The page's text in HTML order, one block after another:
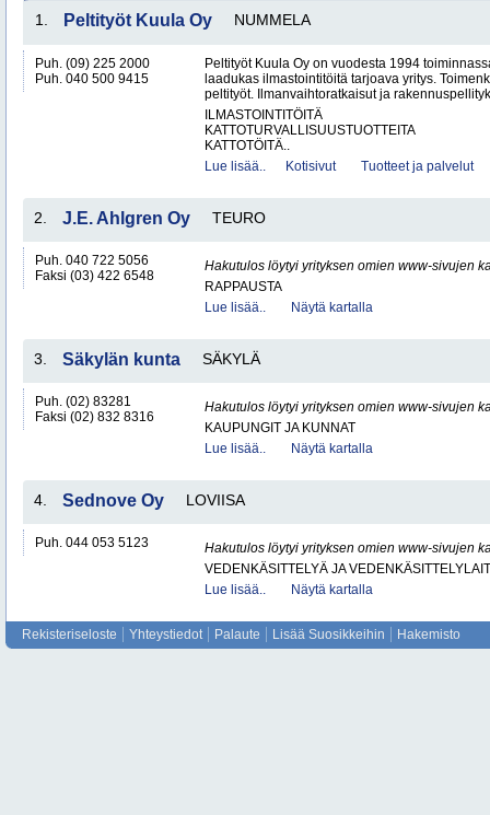
1. Peltityöt Kuula Oy NUMMELA
Puh. (09) 225 2000
Puh. 040 500 9415
Peltityöt Kuula Oy on vuodesta 1994
laadukas ilmastointitöitä tarjoava yritys.
peltityöt. Ilmanvaihtoratkaisut ja
ILMASTOINTITÖITÄ
KATTOTURVALLISUUSTUOTTEITA
KATTOTÖITÄ..
Lue lisää..
Kotisivut Tuotteet ja palvelut
2. J.E. Ahlgren Oy TEURO
Puh. 040 722 5056
Faksi (03) 422 6548
Hakutulos löytyi yrityksen omien www-sivujen
RAPPAUSTA
Lue lisää..
Näytä kartalla
3. Säkylän kunta SÄKYLÄ
Puh. (02) 83281
Faksi (02) 832 8316
Hakutulos löytyi yrityksen omien www-sivujen
KAUPUNGIT JA KUNNAT
Lue lisää..
Näytä kartalla
4. Sednove Oy LOVIISA
Puh. 044 053 5123
Hakutulos löytyi yrityksen omien www-sivujen
VEDENKÄSITTELYÄ JA
Lue lisää..
Näytä kartalla
Rekisteriseloste Yhteystiedot Palaute Lisää Suosikkeihin Hakemisto